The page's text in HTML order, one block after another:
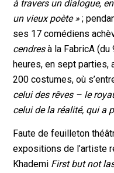
à travers un dialogue,
un vieux poète » ;
ses 17 comédiens
cendresà la FabricA (du
heures, en sept parties,
200 costumes, où
celui des rêves – le
celui de la réalité, qui a
Faute de feuilleton
expositions de l’artiste
Khademi First but not